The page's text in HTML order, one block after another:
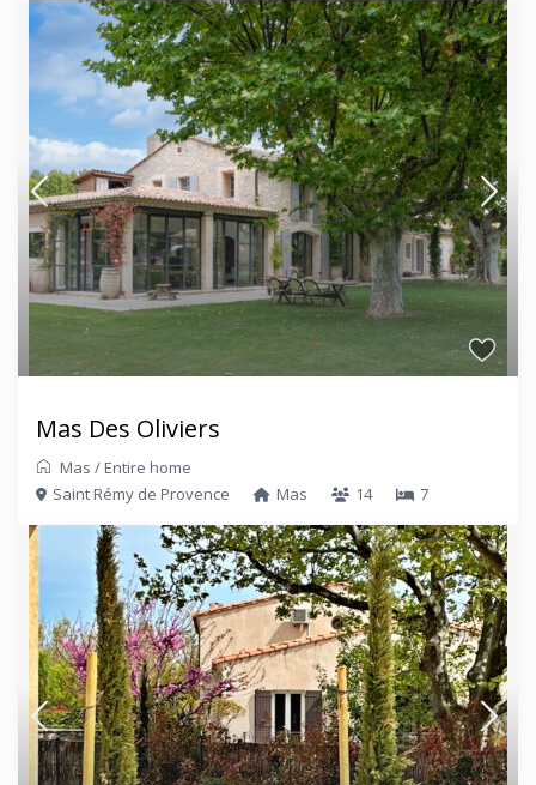
Mas Des Oliviers
Mas / Entire home
Saint Rémy de Provence
Mas 14 7